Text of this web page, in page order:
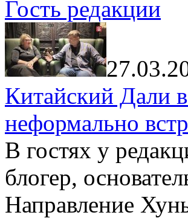
Гость редакции
Китайский Дали
неформально
В гостях у
блогер,
Направление